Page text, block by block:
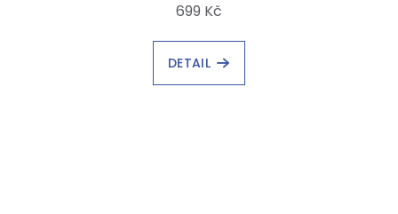
699 Kč
DETAIL